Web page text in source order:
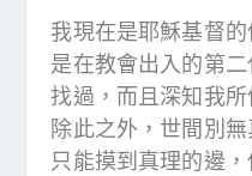
我現在是耶穌基督
是在教會出入的第
找過，而且深知我所
除此之外，世間別
只能摸到真理的邊